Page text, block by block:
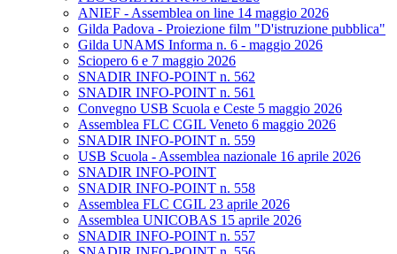
ANIEF - Assemblea on line 14 maggio 2026
Gilda Padova - Proiezione film "D'istruzione pubblica"
Gilda UNAMS Informa n. 6 - maggio 2026
Sciopero 6 e 7 maggio 2026
SNADIR INFO-POINT n. 562
SNADIR INFO-POINT n. 561
Convegno USB Scuola e Ceste 5 maggio 2026
Assemblea FLC CGIL Veneto 6 maggio 2026
SNADIR INFO-POINT n. 559
USB Scuola - Assemblea nazionale 16 aprile 2026
SNADIR INFO-POINT
SNADIR INFO-POINT n. 558
Assemblea FLC CGIL 23 aprile 2026
Assemblea UNICOBAS 15 aprile 2026
SNADIR INFO-POINT n. 557